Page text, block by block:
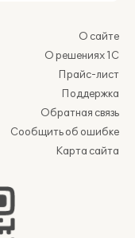
О сайте
О решениях 1С
Прайс-лист
Поддержка
Обратная связь
Сообщить об ошибке
Карта сайта